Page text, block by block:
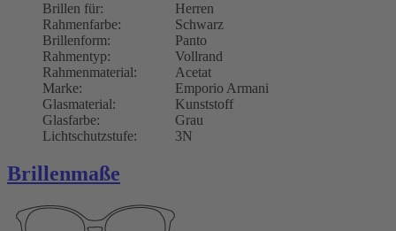
Brillen für:
Herren
Rahmenfarbe:
Schwarz
Brillenform:
Panto
Rahmentyp:
Vollrand
Rahmenmaterial:
Acetat
Marke:
Emporio Armani
Glasmaterial:
Kunststoff
Glasfarbe:
Grau
Lichtschutzstufe:
3N
Brillenmaße